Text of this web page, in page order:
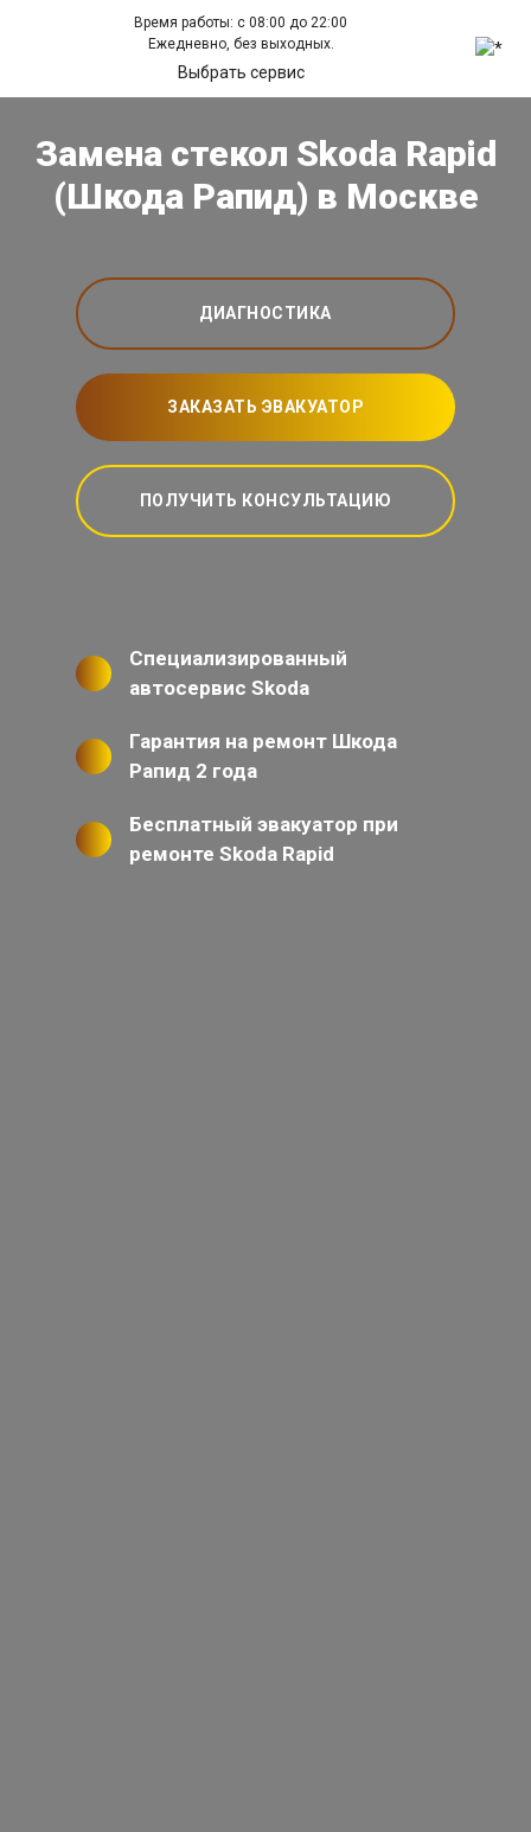
Время работы: с 08:00 до 22:00
Ежедневно, без выходных.
Выбрать сервис
Замена стекол Skoda Rapid
(Шкода Рапид) в Москве
ДИАГНОСТИКА
ЗАКАЗАТЬ ЭВАКУАТОР
ПОЛУЧИТЬ КОНСУЛЬТАЦИЮ
Специализированный
автосервис Skoda
Гарантия на ремонт Шкода
Рапид 2 года
Бесплатный эвакуатор при
ремонте Skoda Rapid